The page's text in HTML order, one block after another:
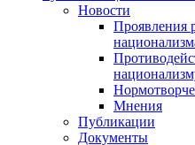
Новости
Проявления
Мнения
Публикации
Документы